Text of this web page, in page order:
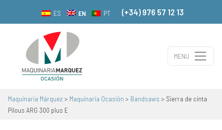
ES EN PT (+34) 976 57 12 13
Main Navigation
MENU
Maquinaria Márquez > Maquinaria Ocasión > Bandsaws > Sierra de cinta
Pilous ARG 300 plus E